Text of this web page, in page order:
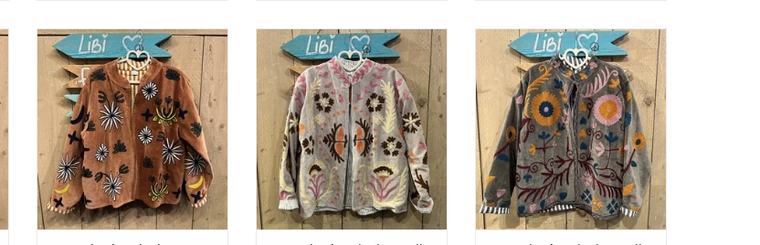
Suzani velvet jasje – camel
panters
Suzani velvet jasje – grijs pastel
love
TOEVOEGEN AAN WINKELWAGEN
Suzani velvet jasje – grijs vogels